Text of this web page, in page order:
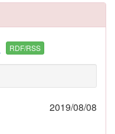
RDF/RSS
2019/08/08